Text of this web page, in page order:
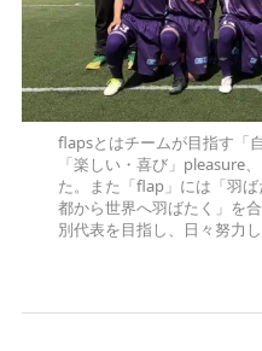
flapsとはチームが目指す「
「楽しい・喜び」pleasure
た。また「flap」には「羽
都から世界へ羽ばたく」を
別代表を目指し、日々努力し